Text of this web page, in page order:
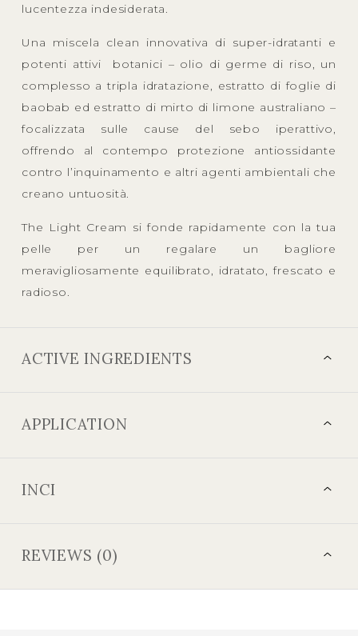
lucentezza indesiderata.
Una miscela clean innovativa di super-idratanti e
potenti attivi botanici – olio di germe di riso, un
complesso a tripla idratazione, estratto di foglie di
baobab ed estratto di mirto di limone australiano –
focalizzata sulle cause del sebo iperattivo,
offrendo al contempo protezione antiossidante
contro l’inquinamento e altri agenti ambientali che
creano untuosità.
The Light Cream si fonde rapidamente con la tua
pelle per un regalare un bagliore
meravigliosamente equilibrato, idratato, frescato e
radioso.
ACTIVE INGREDIENTS
APPLICATION
INCI
REVIEWS (0)